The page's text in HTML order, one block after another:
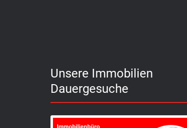
Unsere Immobilien
Dauergesuche